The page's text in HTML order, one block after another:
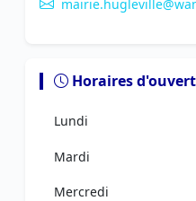
Horaires
Lundi
Mardi
Mercredi